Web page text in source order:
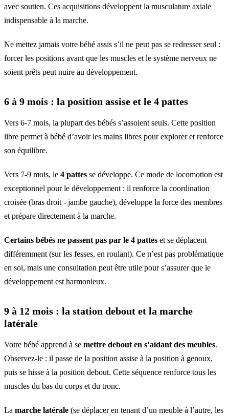
avec soutien. Ces acquisitions développent la musculature axiale
indispensable à la marche.
Ne mettez jamais votre bébé assis s’il ne peut pas se redresser seul :
forcer les positions avant que les muscles et le système nerveux ne
soient prêts peut nuire au développement.
6 à 9 mois : la position assise et le 4 pattes
Vers 6-7 mois, la plupart des bébés s’assoient seuls. Cette position
libre permet à bébé d’avoir les mains libres pour explorer et renforce
son équilibre.
Vers 7-9 mois, le 4 pattes se développe. Ce mode de locomotion est
exceptionnel pour le développement : il renforce la coordination
croisée (bras droit - jambe gauche), développe la force des membres
et prépare directement à la marche.
Certains bébés ne passent pas par le 4 pattes et se déplacent
différemment (sur les fesses, en roulant). Ce n’est pas problématique
en soi, mais une consultation peut être utile pour s’assurer que le
développement est harmonieux.
9 à 12 mois : la station debout et la marche
latérale
Votre bébé apprend à se mettre debout en s’aidant des meubles.
Observez-le : il passe de la position assise à la position à genoux,
puis se hisse à la position debout. Cette séquence renforce tous les
muscles du bas du corps et du tronc.
La marche latérale (se déplacer en tenant d’un meuble à l’autre, les